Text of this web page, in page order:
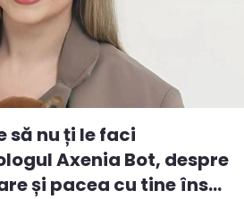
să nu ți le faci
Axenia Bot, despre
și pacea cu tine îns...